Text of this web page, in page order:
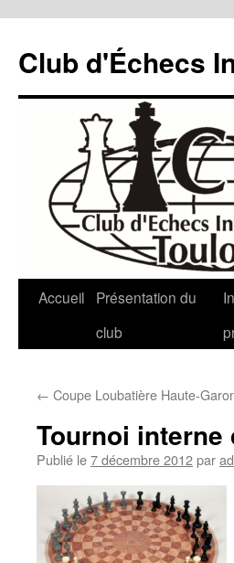
contenu
Club d'Échecs
Accueil
Présentation du
club
← Coupe Loubatière Haute-
Tournoi interne
Publié le7 décembre 2012par